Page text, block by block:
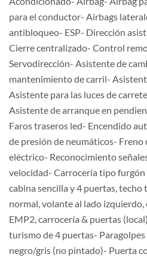
para el conductor- Airbags
antibloqueo- ESP- Dirección
Cierre centralizado- Control
Servodirección- Asistente de
mantenimiento de carril-
Asistente para las luces de
Asistente de arranque en
Faros traseros led- Encendido
de presión de neumáticos-
eléctrico- Reconocimiento
velocidad- Carrocería tipo
cabina sencilla y 4 puertas, techo
normal, volante al lado
EMP2, carrocería & puertas
turismo de 4 puertas-
negro/gris (no pintado)- Puerta